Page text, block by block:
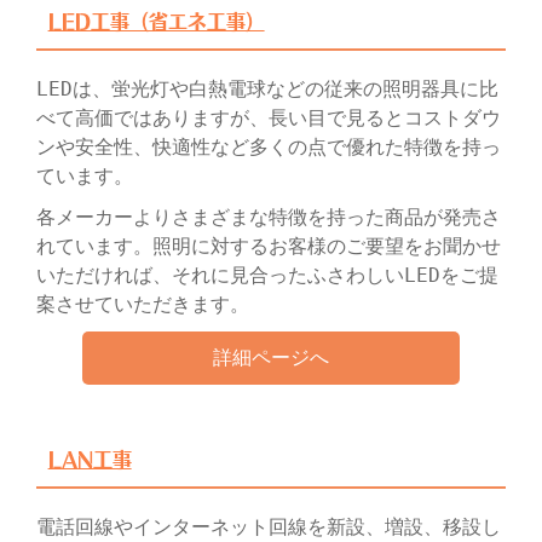
LED工事（省エネ工事）
LEDは、蛍光灯や白熱電球などの従来の照明器具に比
べて高価ではありますが、長い目で見るとコストダウ
ンや安全性、快適性など多くの点で優れた特徴を持っ
ています。
各メーカーよりさまざまな特徴を持った商品が発売さ
れています。照明に対するお客様のご要望をお聞かせ
いただければ、それに見合ったふさわしいLEDをご提
案させていただきます。
詳細ページへ
LAN工事
電話回線やインターネット回線を新設、増設、移設し